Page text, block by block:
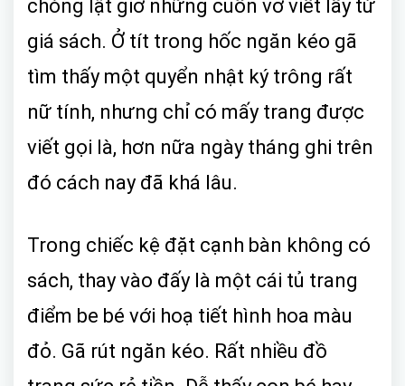
chóng lật giở những cuốn vở viết lấy từ
giá sách. Ở tít trong hốc ngăn kéo gã
tìm thấy một quyển nhật ký trông rất
nữ tính, nhưng chỉ có mấy trang được
viết gọi là, hơn nữa ngày tháng ghi trên
đó cách nay đã khá lâu.
Trong chiếc kệ đặt cạnh bàn không có
sách, thay vào đấy là một cái tủ trang
điểm be bé với hoạ tiết hình hoa màu
đỏ. Gã rút ngăn kéo. Rất nhiều đồ